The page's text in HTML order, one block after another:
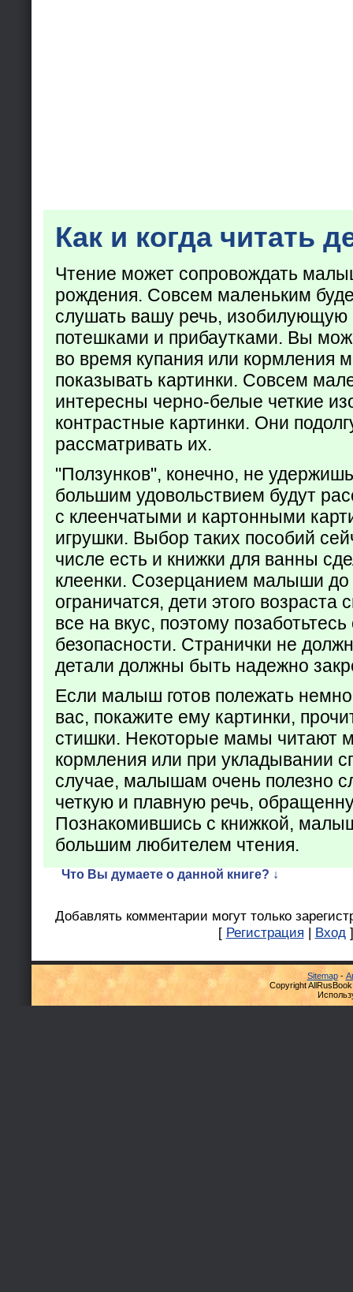
Как и когда читать
Чтение может сопровождать
рождения. Совсем маленьким
слушать вашу речь,
потешками и прибаутками. Вы
во время купания или кормления
показывать картинки. Совсем
интересны черно-белые четкие
контрастные картинки. Они
рассматривать их.
"Ползунков", конечно, не
большим удовольствием будут
с клеенчатыми и картонными
игрушки. Выбор таких пособий
числе есть и книжки для ванны
клеенки. Созерцанием малыши до
ограничатся, дети этого возраста
все на вкус, поэтому позаботьтесь
безопасности. Странички не
детали должны быть надежно
Если малыш готов полежать
вас, покажите ему картинки,
стишки. Некоторые мамы читают
кормления или при укладывании
случае, малышам очень полезно
четкую и плавную речь,
Познакомившись с книжкой,
большим любителем чтения.
Что Вы думаете о данной книге? ↓
Добавлять комментарии могут только
[ Регистрация | Вход ]
Sitemap-
Copyright